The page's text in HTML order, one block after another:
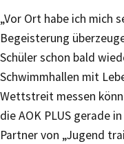
„Vor Ort habe ich mich
Begeisterung
Schüler schon bald
Schwimmhallen mit
Wettstreit messen
die AOK PLUS gerade
Partner von „Jugend